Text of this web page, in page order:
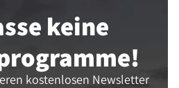
keine
kostenlosen Newsletter